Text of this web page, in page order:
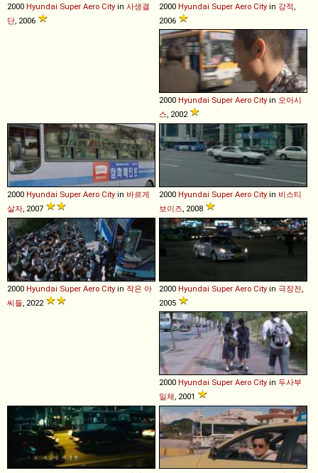
2000 Hyundai Super Aero City in 사생결
단 , 2006
2000 Hyundai Super Aero City in 강적
2006
2000 Hyundai Super Aero City in 오아시
스 , 2002
2000 Hyundai Super Aero City in 바르게
살자 , 2007
2000 Hyundai Super Aero City in 비스티
보이즈 , 2008
2000 Hyundai Super Aero City in 작은 아
씨들 , 2022
2000 Hyundai Super Aero City in 극장전
2005
2000 Hyundai Super Aero City in 두사부
일체 , 2001